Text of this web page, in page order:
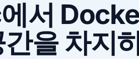
서
을 차지